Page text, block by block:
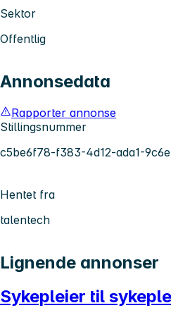
Sektor
Offentlig
Annonsedata
Rapporter annonse
Stillingsnummer
c5be6f78-f383-4d12-ada1-
Hentet fra
talentech
Lignende annonser
Sykepleier til